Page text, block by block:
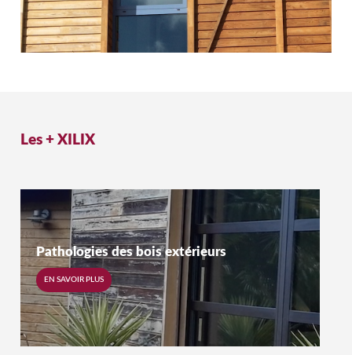
Les +XILIX
Pathologies des bois extérieurs
EN SAVOIR PLUS